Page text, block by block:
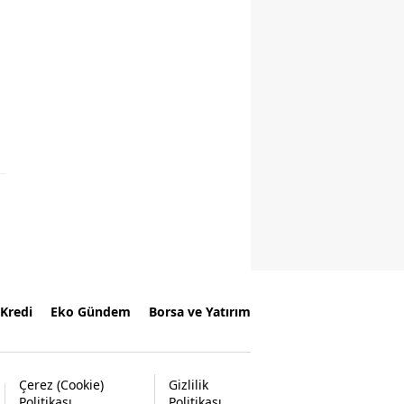
Kredi Eko Gündem Borsa ve Yatırım
Çerez (Cookie)
Gizlilik